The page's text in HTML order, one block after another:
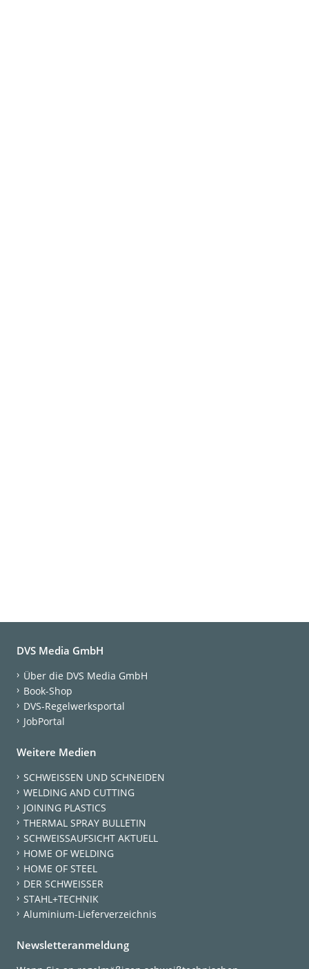
DVS Media GmbH
Über die DVS Media GmbH
Book-Shop
DVS-Regelwerksportal
JobPortal
Weitere Medien
SCHWEISSEN UND SCHNEIDEN
WELDING AND CUTTING
JOINING PLASTICS
THERMAL SPRAY BULLETIN
SCHWEISSAUFSICHT AKTUELL
HOME OF WELDING
HOME OF STEEL
DER SCHWEISSER
STAHL+TECHNIK
Aluminium-Lieferverzeichnis
Newsletteranmeldung